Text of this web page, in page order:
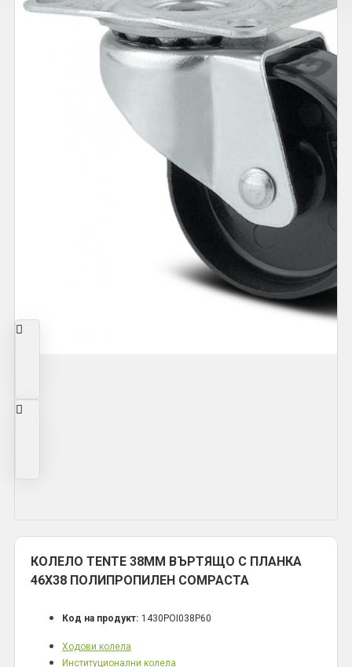
КОЛЕЛО TENTE 38ММ ВЪРТЯЩО С ПЛАНКА
46X38 ПОЛИПРОПИЛЕН COMPACTA
Код на продукт: 1430POI038P60
Ходови колела
Институционални колела